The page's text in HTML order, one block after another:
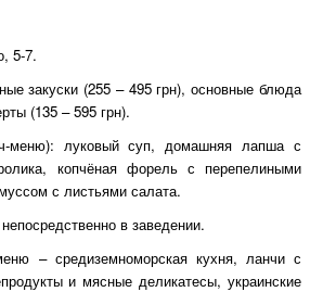
5-7.
закуски (255 – 495 грн), основные блюда
(135 – 595 грн).
меню): луковый суп, домашняя лапша с
копчёная форель с перепелиными
с листьями салата.
в заведении.
– средиземноморская кухня, ланчи с
и мясные деликатесы, украинские